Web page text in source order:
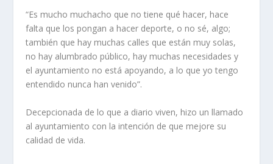
“Es mucho muchacho que no tiene qué hacer, hace
falta que los pongan a hacer depor­te, o no sé, algo;
también que hay muchas calles que están muy solas,
no hay alumbrado público, hay muchas necesida­des y
el ayuntamiento no está apoyando, a lo que yo tengo
entendido nunca han venido”.
Decepcionada de lo que a diario viven, hizo un llamado
al ayuntamiento con la inten­ción de que mejore su
calidad de vida.